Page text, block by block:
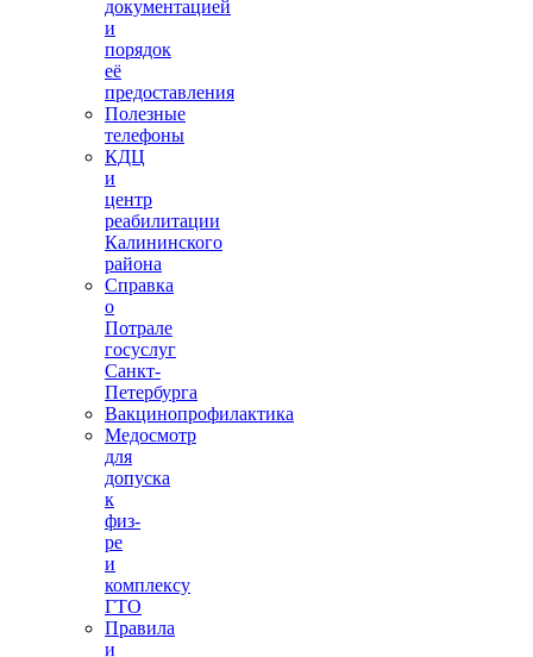
документацией
и
порядок
её
предоставления
Полезные
телефоны
КДЦ
и
центр
реабилитации
Калининского
района
Справка
о
Потрале
госуслуг
Санкт-
Петербурга
Вакцинопрофилактика
Медосмотр
для
допуска
к
физ-
ре
и
комплексу
ГТО
Правила
и